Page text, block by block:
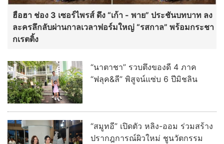
ฮือฮา ช่อง 3 เซอร์ไพรส์ ดึง “เก้า - พาย” ประชันบทบาท ลง
ละครลึกลับผ่านกาลเวลาฟอร์มใหญ่ “รสกาล” พร้อมกระชา
กเรตติ้ง
“นาตาชา” รวบตึงของดี 4 ภาค
“ฟลุค&ลี” พิสูจน์แซ่บ 6 ปีมิชลิน
“สมูทอี” เปิดตัว หลิง-ออม ร่วมสร้าง
ปรากฎการณ์ผิวใหม่ ชูนวัตกรรม